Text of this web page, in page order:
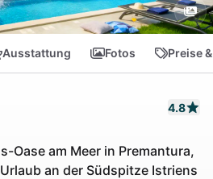
Ausstattung Fotos Preise
4.8
Oase am Meer in Premantura,
an der Südspitze Istriens